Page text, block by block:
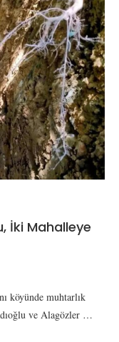
İki Mahalleye
köyünde muhtarlık
ve Alagözler …